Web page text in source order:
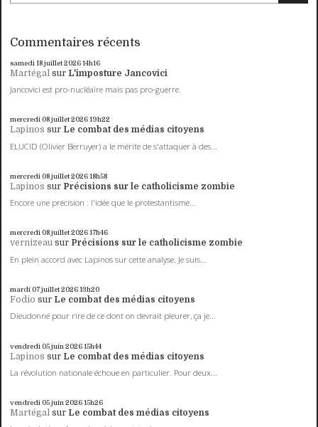
Commentaires récents
samedi 18juillet 202614h16
Martégal sur L'imposture Jancovici
Jancovici est pro-nucléaire mais pas pro-guerre.
mercredi 08juillet 202619h22
Lapinos sur Le combat des médias citoyens
ELUCID (Olivier Berruyer) a le mérite de s'attaquer à des...
mercredi 08juillet 202618h58
Lapinos sur Précisions sur le catholicisme zombie
Encore une précision : l'idée que le protestantisme...
mercredi 08juillet 202617h46
vernizeau sur Précisions sur le catholicisme zombie
En plein accord avec Lapinos sur cette analyse. Je suis...
mardi 07juillet 202613h20
Fodio sur Le combat des médias citoyens
Dieudonné pour rire de ce dont on devrait pleurer, ça je...
vendredi 05juin 202615h44
Lapinos sur Le combat des médias citoyens
La révolution nationale échoue en particulier. Pour deux...
vendredi 05juin 202615h26
Martégal sur Le combat des médias citoyens